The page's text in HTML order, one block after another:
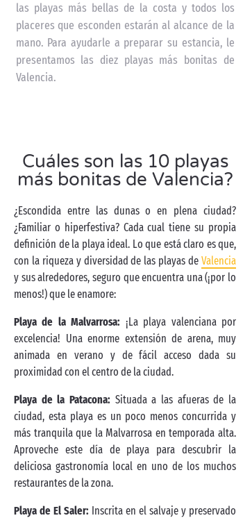
las playas más bellas de la costa y todos los
placeres que esconden estarán al alcance de la
mano. Para ayudarle a preparar su estancia, le
presentamos las diez playas más bonitas de
Valencia.
Cuáles son las 10 playas
más bonitas de Valencia?
¿Escondida entre las dunas o en plena ciudad?
¿Familiar o hiperfestiva? Cada cual tiene su propia
definición de la playa ideal. Lo que está claro es que,
con la riqueza y diversidad de las playas de Valencia
y sus alrededores, seguro que encuentra una (¡por lo
menos!) que le enamore:
Playa de la Malvarrosa: ¡La playa valenciana por
excelencia! Una enorme extensión de arena, muy
animada en verano y de fácil acceso dada su
proximidad con el centro de la ciudad.
Playa de la Patacona: Situada a las afueras de la
ciudad, esta playa es un poco menos concurrida y
más tranquila que la Malvarrosa en temporada alta.
Aproveche este día de playa para descubrir la
deliciosa gastronomía local en uno de los muchos
restaurantes de la zona.
Playa de El Saler: Inscrita en el salvaje y preservado